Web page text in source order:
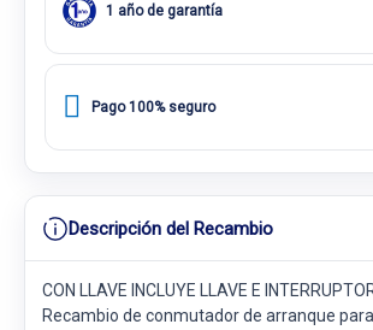
1 año de garantía
Pago 100% seguro
Descripción del Recambio
CON LLAVE INCLUYE LLAVE E
Recambio de conmutador de arranque